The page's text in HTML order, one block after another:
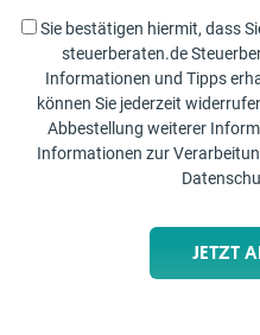
Sie bestätigen hiermit, dass
steuerberaten.de
Informationen und Tipps
können Sie jederzeit
Abbestellung weiterer Informationen enthalten sein. Weitere
Informationen zur
JETZT